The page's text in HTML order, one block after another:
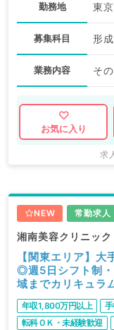
勤務地 東
募集科目 形
業務内容 そ
お気に入り
求
NEW 常勤求人
湘南美容クリニック
【関東エリア】
◎週5日シフト制
域までカリキュラ
持ちの方なら
勤）
年収1,800万円以上
転科ＯＫ・未経験歓迎